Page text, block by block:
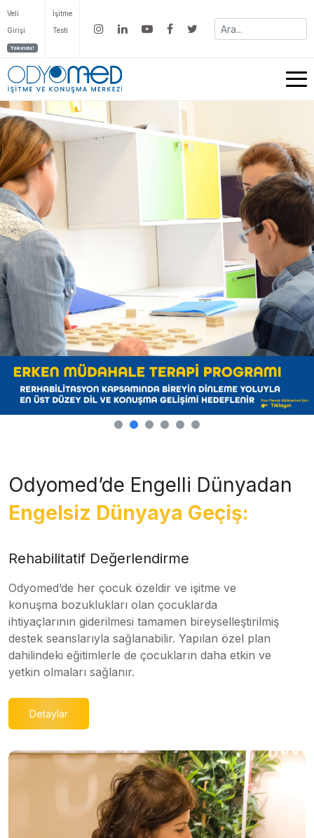
Veli
Girişi
Yakında!
İşitme
Testi
Odyomed’de Engelli Dünyadan
Engelsiz Dünyaya Geçiş:
Rehabilitatif Değerlendirme
Odyomed’de her çocuk özeldir ve işitme ve
konuşma bozuklukları olan çocuklarda
ihtiyaçlarının giderilmesi tamamen bireyselleştirilmiş
destek seanslarıyla sağlanabilir. Yapılan özel plan
dahilindeki eğitimlerle de çocukların daha etkin ve
yetkin olmaları sağlanır.
Detaylar